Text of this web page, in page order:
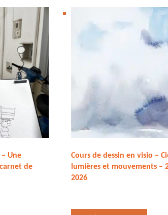
Une
de
Cours de dessin en visio –
lumières et mouvements –
2026